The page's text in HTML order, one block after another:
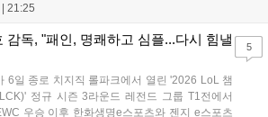
츠의 홈 경기에서 원정 승리를 챙기며 분위기를
음은...
21:25
감독, "패인, 명쾌하고 심플...다시 힘낼
6일 종로 치지직 롤파크에서 열린 '2026 LoL 챔
정규 시즌 3라운드 레전드 그룹 T1전에서
우승 이후 한화생명e스포츠와 젠지 e스포츠
5